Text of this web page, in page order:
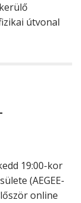
útvonal
19:00-kor
(AEGEE-
online